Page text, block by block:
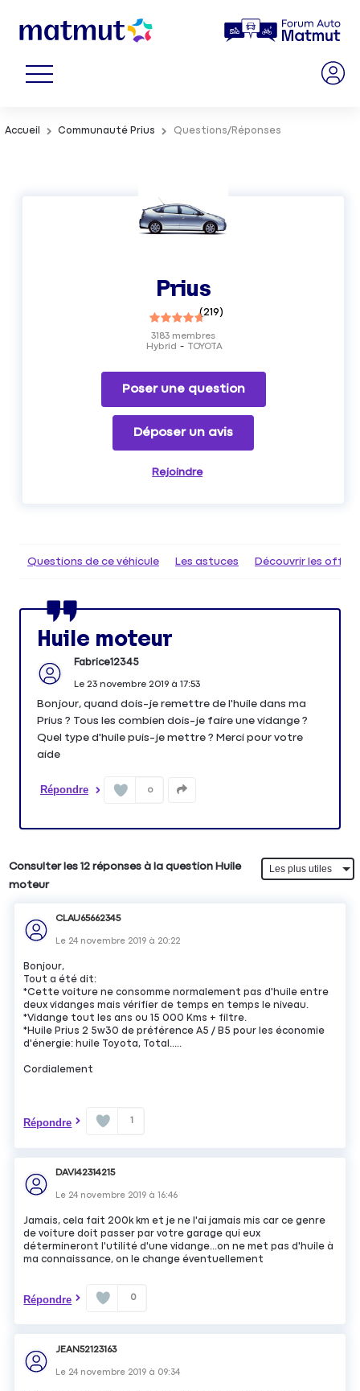
Accueil Communauté Prius Questions/Réponses
Prius
(219)
Hybrid TOYOTA
3183 membres
Poser une question
Déposer un avis
Rejoindre
Questions de ce véhicule Les astuces Découvrir les
Huile moteur
Fabrice12345
Le 23 novembre 2019à 17:53
Bonjour, quand dois-je remettre de l'huile dans ma
Prius ? Tous les combien dois-je faire une vidange ?
Quel type d'huile puis-je mettre ? Merci pour votre
aide
Répondre 0
Consulter les 12 réponses à la question Huile
moteur
CLAU65662345
Le 24 novembre 2019 à 20:22
Bonjour,
Tout a été dit:
*Cette voiture ne consomme normalement pas d'huile entre
deux vidanges mais vérifier de temps en temps le niveau.
*Vidange tout les ans ou 15 000 Kms + filtre.
*Huile Prius 2 5w30 de préférence A5 / B5 pour les économie
d'énergie: huile Toyota, Total.....
Cordialement
Répondre 1
DAVI42314215
Le 24 novembre 2019 à16:46
Jamais, cela fait 200k km et je ne l'ai jamais mis car ce genre
de voiture doit passer par votre garage qui eux
détermineront l'utilité d'une vidange...on ne met pas d'huile à
ma connaissance, on le change éventuellement
Répondre 0
JEAN52123163
Le 24 novembre 2019 à 09:34